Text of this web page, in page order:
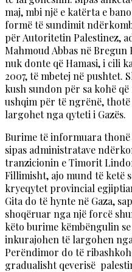
maj, mbi një e katërta e
formë të sundimit
për Autoritetin Palestinez,
Mahmoud Abbas në
nuk donte që Hamasi, i cili
2007, të mbetej në pushtet.
kush sundon për sa kohë
ushqim për të ngrënë,
largohet nga qyteti i Gazës.
Burime të informuara thonë
sipas administratave
tranzicionin e Timorit
Fillimisht, ajo mund të ketë
kryeqytet provincial
Gita do të hynte në Gaza,
shoqëruar nga një forcë
këto burime këmbëngulin
inkurajohen të largohen
Perëndimor do të
gradualisht qeverisë